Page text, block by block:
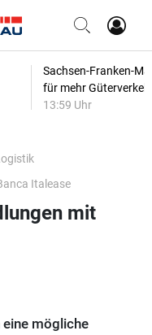
Sachsen-Franken-
für mehr
13:59 Uhr
Italease
mit
eine mögliche